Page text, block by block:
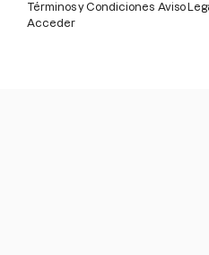
Términos y Condiciones Aviso
Acceder